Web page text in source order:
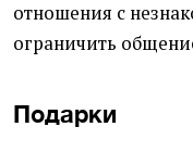
отношения с
ограничить
Подарки